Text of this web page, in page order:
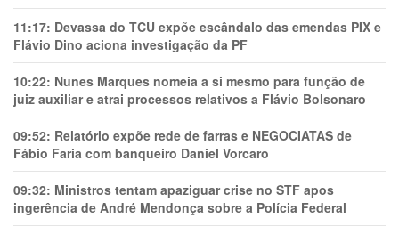
11:17: Devassa do TCU expõe escândalo das emendas PIX e
Flávio Dino aciona investigação da PF
10:22: Nunes Marques nomeia a si mesmo para função de
juiz auxiliar e atrai processos relativos a Flávio Bolsonaro
09:52: Relatório expõe rede de farras e NEGOCIATAS de
Fábio Faria com banqueiro Daniel Vorcaro
09:32: Ministros tentam apaziguar crise no STF apos
ingerência de André Mendonça sobre a Polícia Federal